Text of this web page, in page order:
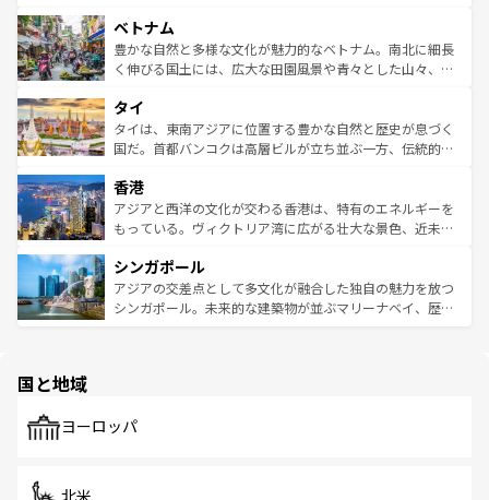
参照してほしい。
容にもいいと評判のスイーツなど、バラエティ豊かな料理
が味わえる。 なお、新着の台湾情報は コンテンツ一覧を参
照してほしい。
き、地方に足を延ばせば四季折々の自然美を楽しむことが
できる。そして、キムチや焼肉、絶品のストリートフード
まで、さまざまな韓国料理が待っている。夜には、韓国な
リティに包まれながら、韓国の多彩な魅力を心ゆくまで味
わってみてほしい。 なお、新着の韓国情報はコンテンツ一
覧を参照してほしい。
ベトナム
豊かな自然と多様な文化が魅力的なベトナム。南北に細長
く伸びる国土には、広大な田園風景や青々とした山々、世
急速な発展と共に伝統が息づく。ハノイの古い町並みやホ
ーチミン市のフランス統治時代の建物も、独特の雰囲気を
醸し出している。また、バラエティの豊かさとおいしさで
とつ。フォーやバインミー、ベトナムコーヒーなどは、ぜ
ひ現地で味わいたい。どの地域を訪れてもあたたかい人々
が旅行者を迎えてくれるので、きっと忘れられない旅にな
参照してほしい。
タイ
タイは、東南アジアに位置する豊かな自然と歴史が息づく
国だ。首都バンコクは高層ビルが立ち並ぶ一方、伝統的な
の活気が交差している。北部ではチェンマイなどの山岳地
帯で自然と触れ合い、南部ではプーケットやクラビの美し
いビーチでリゾート気分を楽しむことができる。タイ料理
激する。気候は一年中温暖で、どの季節にも異なる楽しみ
が待っている。親しみやすいタイの人々、仏教を中心とし
た文化、そして多様な観光資源が、訪れる旅人を魅了し続
香港
アジアと西洋の文化が交わる香港は、特有のエネルギーを
もっている。ヴィクトリア湾に広がる壮大な景色、近未来
み、どこを訪れても感動するはず。観光スポットが密集し
ており、効率よく見どころを回れるのも魅力。息をのむよ
うな絶景から文化的な体験まで、香港を存分に楽しみ尽く
シンガポール
アジアの交差点として多文化が融合した独自の魅力を放つ
シンガポール。未来的な建築物が並ぶマリーナベイ、歴史
で、ホーカーズは地元の風情を楽しめる外せないスポット
国と地域
ヨーロッパ